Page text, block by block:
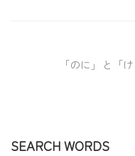
「のに」と「
SEARCH WORDS